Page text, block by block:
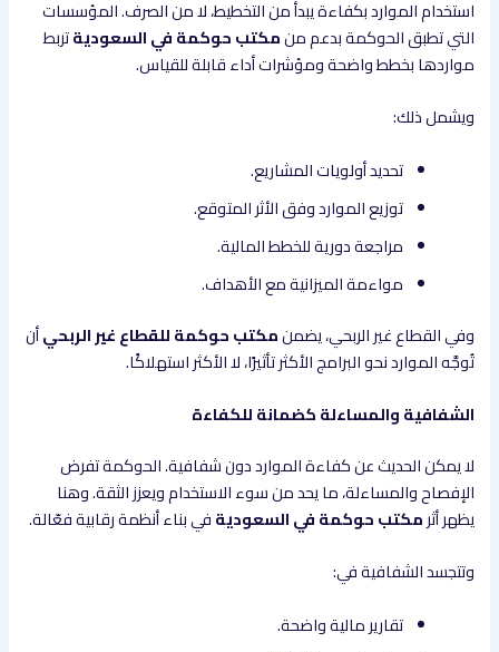
استخدام الموارد بكفاءة يبدأ من التخطيط، لا من الصرف. المؤسسات
التي تطبق الحوكمة بدعم منمكتب حوكمة في السعوديةتربط
مواردها بخطط واضحة ومؤشرات أداء قابلة للقياس.
ويشمل ذلك:
تحديد أولويات المشاريع.
توزيع الموارد وفق الأثر المتوقع.
مراجعة دورية للخطط المالية.
مواءمة الميزانية مع الأهداف.
وفي القطاع غير الربحي، يضمنمكتب حوكمة للقطاع غير الربحيأن
تُوجَّه الموارد نحو البرامج الأكثر تأثيرًا، لا الأكثر استهلاكًا.
الشفافية والمساءلة كضمانة للكفاءة
لا يمكن الحديث عن كفاءة الموارد دون شفافية. الحوكمة تفرض
الإفصاح والمساءلة، ما يحد من سوء الاستخدام ويعزز الثقة. وهنا
يظهر أثرمكتب حوكمة في السعوديةفي بناء أنظمة رقابية فعّالة.
وتتجسد الشفافية في:
تقارير مالية واضحة.